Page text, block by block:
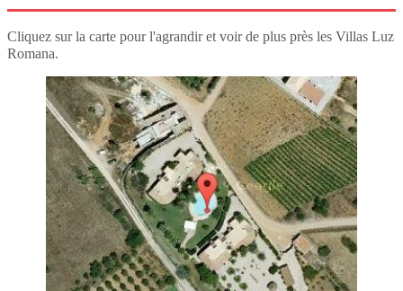
Cliquez sur la carte pour l'agrandir et voir de plus près les Villas Luz
Romana.